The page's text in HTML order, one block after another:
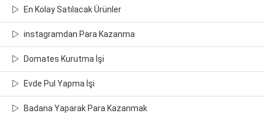
En Kolay Satılacak Ürünler
instagramdan Para Kazanma
Domates Kurutma İşi
Evde Pul Yapma İşi
Badana Yaparak Para Kazanmak